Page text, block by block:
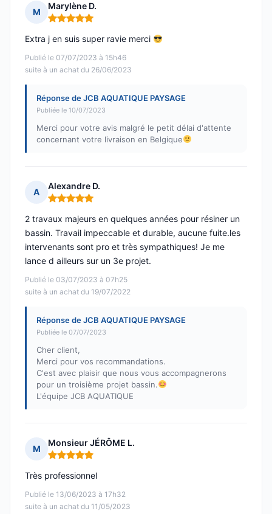
M
Marylène D.
Note : 5 sur 5
Publié le 07/07/2023 à 15h46
suite à un achat du 26/06/2023
Extra j en suis super ravie merci
Réponse de JCB AQUATIQUE PAYSAGE
Publiée le 10/07/2023
Merci pour votre avis malgré le petit délai d'attente
concernant votre livraison en Belgique
A
Alexandre D.
Note : 5 sur 5
Publié le 03/07/2023 à 07h25
suite à un achat du 19/07/2022
2 travaux majeurs en quelques années pour résiner un
bassin. Travail impeccable et durable, aucune fuite.les
intervenants sont pro et très sympathiques! Je me
lance d ailleurs sur un 3e projet.
Réponse de JCB AQUATIQUE PAYSAGE
Publiée le 07/07/2023
Cher client,
Merci pour vos recommandations.
C'est avec plaisir que nous vous accompagnerons
pour un troisième projet bassin.
L'équipe JCB AQUATIQUE
M
Monsieur JÉRÔME L.
Note : 5 sur 5
Publié le 13/06/2023 à 17h32
suite à un achat du 11/05/2023
Très professionnel